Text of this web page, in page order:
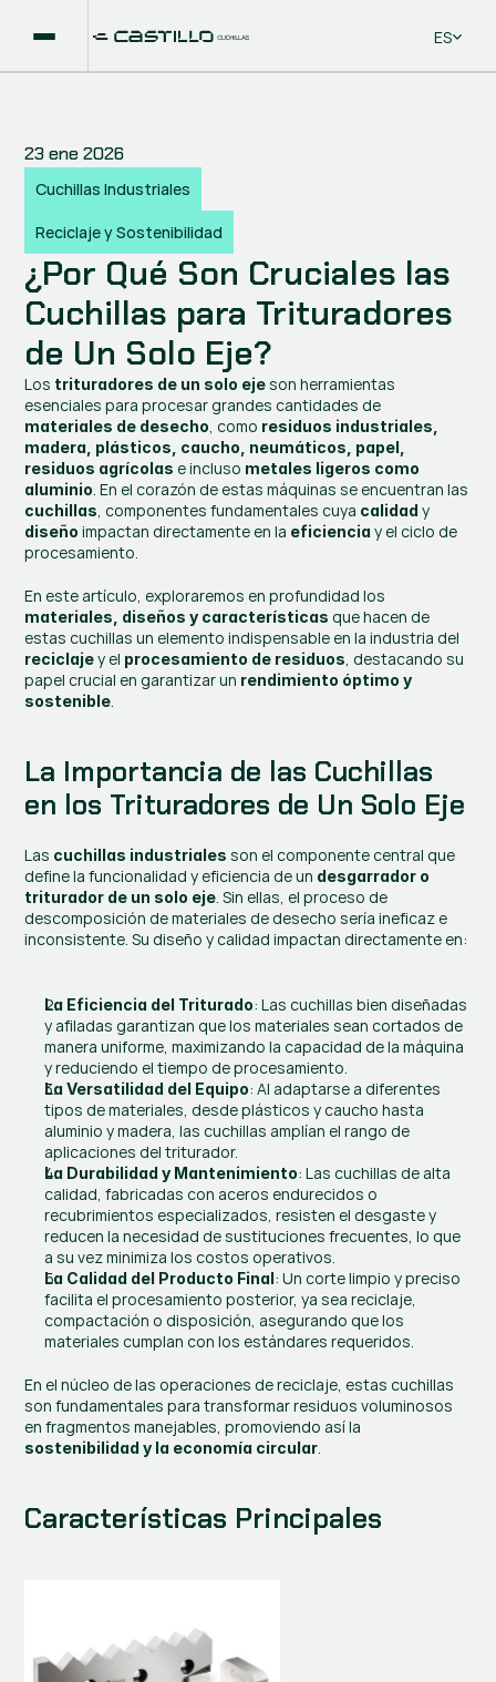
Select
ES
23 ene 2026
Cuchillas Industriales
Reciclaje y Sostenibilidad
¿Por Qué Son Cruciales las
Cuchillas para Trituradores
de Un Solo Eje?
Los trituradores de un solo eje son herramientas
materiales de desecho, como residuos industriales,
madera, plásticos, caucho, neumáticos, papel,
residuos agrícolas e incluso metales ligeros como
aluminio
cuchillas, componentes fundamentales cuya calidad
diseño impactan directamente en la eficiencia y el ciclo de
procesamiento.
materiales, diseños y características que hacen de
reciclaje y el procesamiento de residuos, destacando su
papel crucial en garantizar un rendimiento óptimo y
sostenible.
La Importancia de las Cuchillas
en los Trituradores de Un Solo Eje
Las cuchillas industriales son el componente central que
define la funcionalidad y eficiencia de un desgarrador o
triturador de un solo eje. Sin ellas, el proceso de
descomposición de materiales de desecho sería ineficaz e
inconsistente. Su diseño y calidad impactan directamente en:
La Eficiencia del Triturado: Las cuchillas bien diseñadas
y afiladas garantizan que los materiales sean cortados de
manera uniforme, maximizando la capacidad de la máquina
y reduciendo el tiempo de procesamiento.
La Versatilidad del Equipo: Al adaptarse a diferentes
tipos de materiales, desde plásticos y caucho hasta
aluminio y madera, las cuchillas amplían el rango de
aplicaciones del triturador.
La Durabilidad y Mantenimiento: Las cuchillas de alta
calidad, fabricadas con aceros endurecidos o
recubrimientos especializados, resisten el desgaste y
reducen la necesidad de sustituciones frecuentes, lo que
a su vez minimiza los costos operativos.
La Calidad del Producto Final: Un corte limpio y preciso
facilita el procesamiento posterior, ya sea reciclaje,
compactación o disposición, asegurando que los
materiales cumplan con los estándares requeridos.
En el núcleo de las operaciones de reciclaje, estas cuchillas
son fundamentales para transformar residuos voluminosos
sostenibilidad y la economía circular.
Características Principales